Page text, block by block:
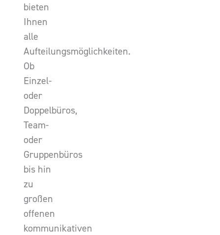
bieten
Ihnen
alle
Aufteilungsmöglichkeiten.
Ob
Einzel-
oder
Doppelbüros,
Team-
oder
Gruppenbüros
bis hin
zu
großen
offenen
kommunikativen